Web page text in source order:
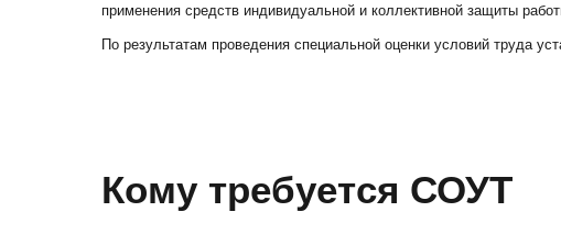
применения средств индивидуальной и коллективной защиты
По результатам проведения специальной оценки условий труда
Кому требуется СОУТ